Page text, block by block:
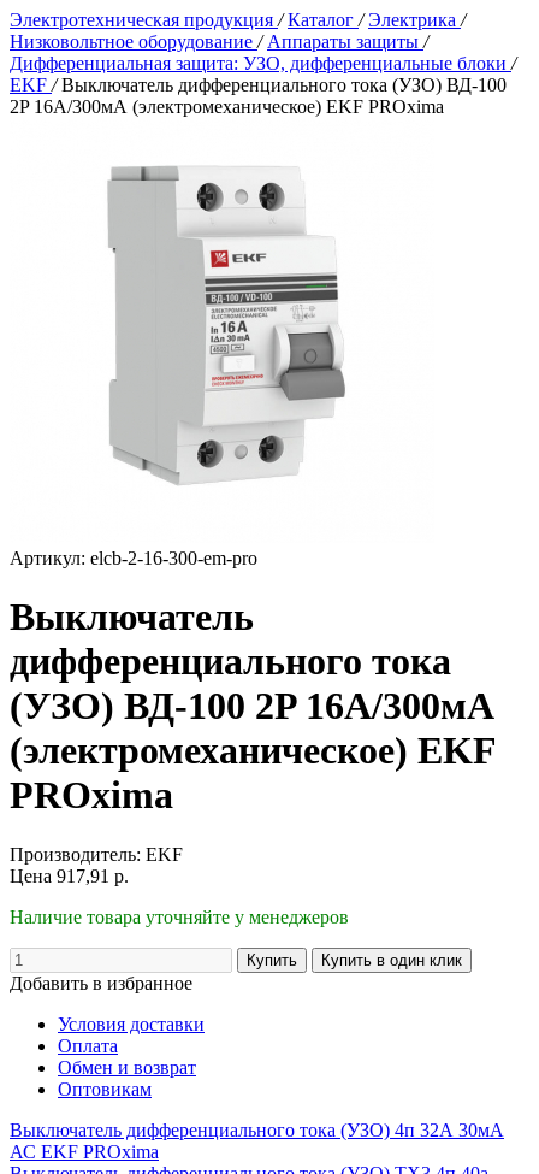
Электротехническая продукция / Каталог / Электрика /
Низковольтное оборудование / Аппараты защиты /
Дифференциальная защита: УЗО, дифференциальные блоки /
EKF / Выключатель дифференциального тока (УЗО) ВД-100
2P 16А/300мА (электромеханическое) EKF PROxima
Артикул: elcb-2-16-300-em-pro
Выключатель
дифференциального тока
(УЗО) ВД-100 2P 16А/300мА
(электромеханическое) EKF
PROxima
Производитель: EKF
Цена 917,91 р.
Наличие товара уточняйте у менеджеров
Добавить в избранное
Условия доставки
Оплата
Обмен и возврат
Оптовикам
Выключатель дифференциального тока (УЗО) 4п 32А 30мА
АС EKF PROxima